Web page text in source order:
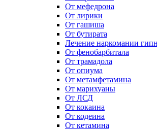
От мефедрона
От лирики
От гашиша
От бутирата
Лечение наркомании
От фенобарбитала
От трамадола
От опиума
От метамфетамина
От марихуаны
От ЛСД
От кокаина
От кодеина
От кетамина